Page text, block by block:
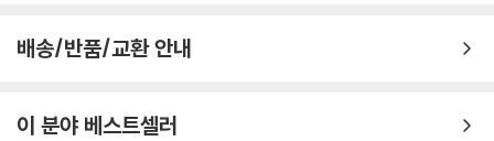
배송/반품/교환 안내
이 분야 베스트셀러